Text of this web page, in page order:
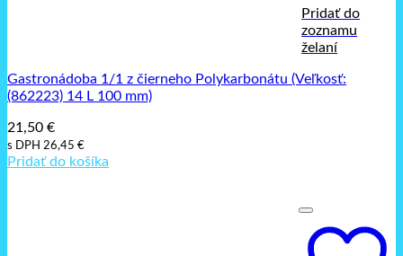
Pridať do
zoznamu
želaní
Gastronádoba 1/1 z čierneho Polykarbonátu (Veľkosť:
(862223) 14 L 100 mm)
21,50 €
s DPH 26,45 €
Pridať do košíka